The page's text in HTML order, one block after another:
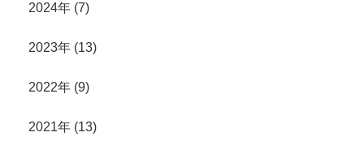
2024年 (7)
2023年 (13)
2022年 (9)
2021年 (13)